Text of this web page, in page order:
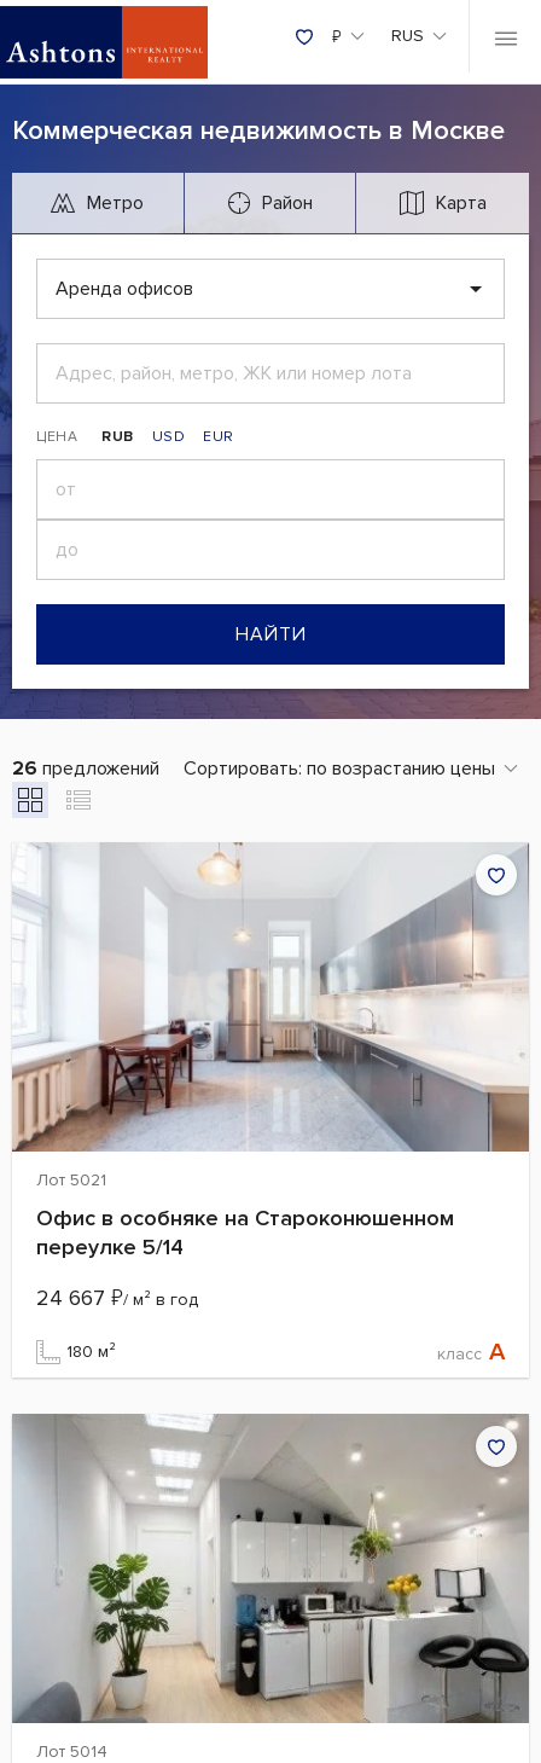
₽ RUS
Коммерческая недвижимость в Москве
Метро Район Карта
Аренда офисов
ЦЕНА RUB USD EUR
НАЙТИ
26 предложений Сортировать: по возрастанию цены
Лот 5021
Офис в особняке на Староконюшенном
переулке 5/14
24 667 ₽/ м² в год
180 м² класс A
Лот 5014